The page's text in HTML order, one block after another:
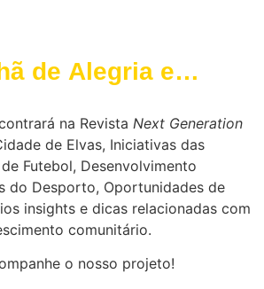
de Alegria e
na Revista Next Generation
de Elvas, Iniciativas das
Futebol, Desenvolvimento
do Desporto, Oportunidades de
insights e dicas relacionadas com
comunitário.
o nosso projeto!